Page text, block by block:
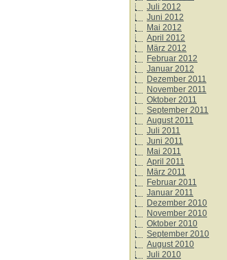
Juli 2012
Juni 2012
Mai 2012
April 2012
März 2012
Februar 2012
Januar 2012
Dezember 2011
November 2011
Oktober 2011
September 2011
August 2011
Juli 2011
Juni 2011
Mai 2011
April 2011
März 2011
Februar 2011
Januar 2011
Dezember 2010
November 2010
Oktober 2010
September 2010
August 2010
Juli 2010